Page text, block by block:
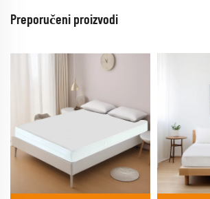
Preporučeni proizvodi